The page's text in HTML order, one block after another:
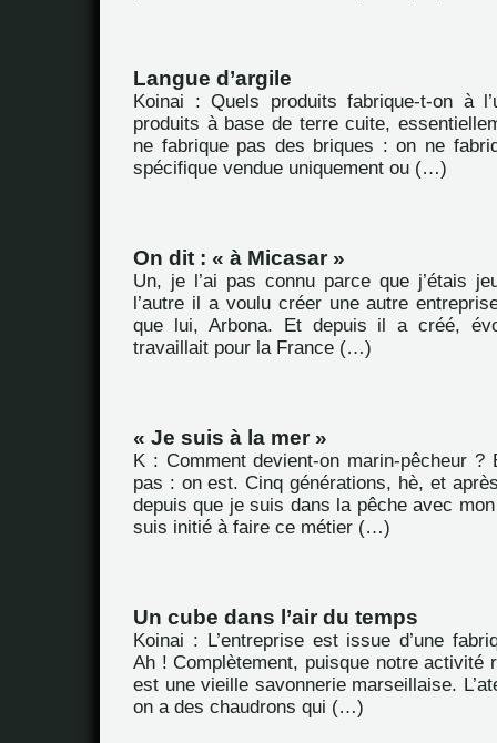
Langue d’argile
Koinai : Quels produits fabrique-t-on à
produits à base de terre cuite,
ne fabrique pas des briques : on ne
spécifique vendue uniquement ou (…)
On dit : « à Micasar »
Un, je l’ai pas connu parce que j’étais
l’autre il a voulu créer une autre
que lui, Arbona. Et depuis il a créé,
travaillait pour la France (…)
« Je suis à la mer »
K : Comment devient-on marin-pêcheur ?
pas : on est. Cinq générations, hè, et
depuis que je suis dans la pêche avec
suis initié à faire ce métier (…)
Un cube dans l’air du temps
Koinai : L’entreprise est issue d’une
Ah ! Complètement, puisque notre activité
est une vieille savonnerie marseillaise.
on a des chaudrons qui (…)